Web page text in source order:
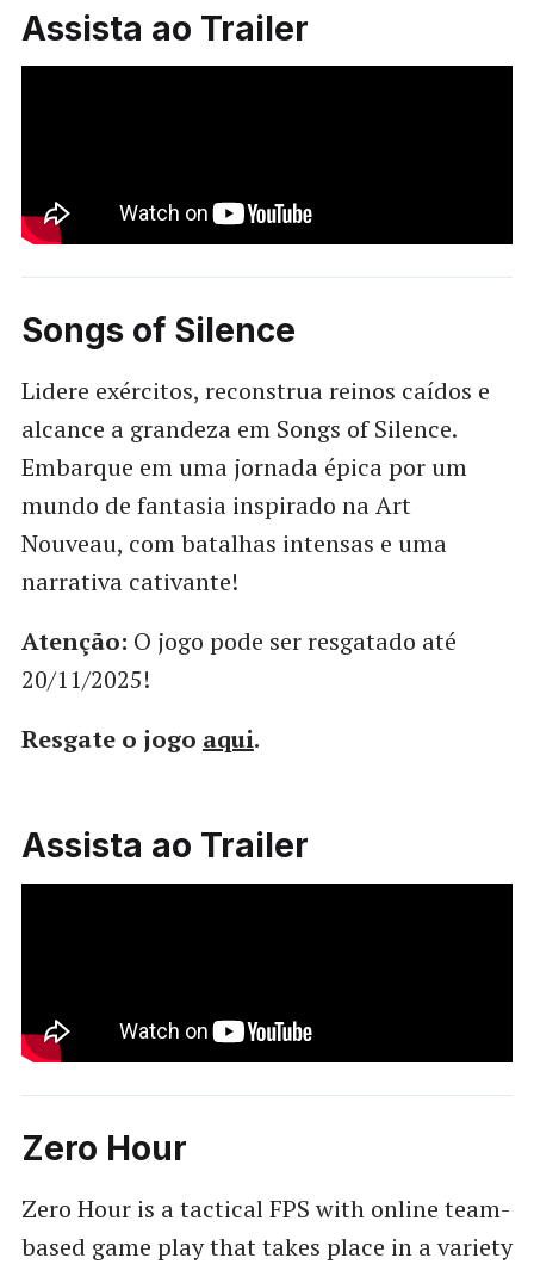
Assista ao Trailer
Songs of Silence
Lidere exércitos, reconstrua reinos caídos e
alcance a grandeza em Songs of Silence.
Embarque em uma jornada épica por um
mundo de fantasia inspirado na Art
Nouveau, com batalhas intensas e uma
narrativa cativante!
Atenção: O jogo pode ser resgatado até
20/11/2025!
Resgate o jogo aqui.
Assista ao Trailer
Zero Hour
Zero Hour is a tactical FPS with online team-
based game play that takes place in a variety